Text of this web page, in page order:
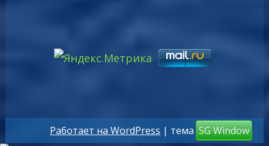
Работает на WordPress | темаSG Window